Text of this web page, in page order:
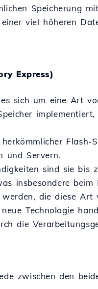
Speicherung
viel höheren
Express)
sich um eine Art
und Servern.
sind sie bis
insbesondere
die diese Art
Technologie
die
zwischen den